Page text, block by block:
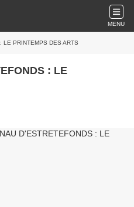
MENU
LE PRINTEMPS DES ARTS
: LE